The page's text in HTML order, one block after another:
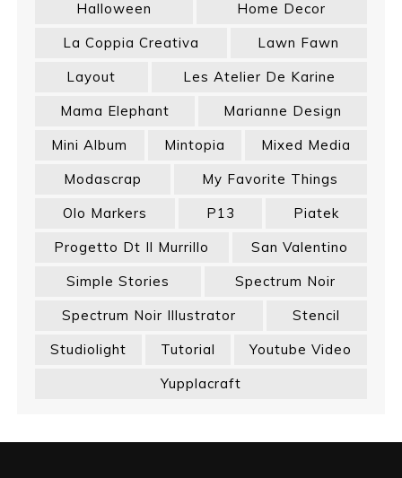
Halloween
Home Decor
La Coppia Creativa
Lawn Fawn
Layout
Les Atelier De Karine
Mama Elephant
Marianne Design
Mini Album
Mintopia
Mixed Media
Modascrap
My Favorite Things
Olo Markers
P13
Piatek
Progetto Dt Il Murrillo
San Valentino
Simple Stories
Spectrum Noir
Spectrum Noir Illustrator
Stencil
Studiolight
Tutorial
Youtube Video
Yupplacraft